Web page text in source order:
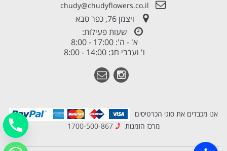
chudy@chudyflowers.co.il
ויצמן 76, כפר סבא
שעות פעילות:
א' - ה': 17:00 - 8:00
ו' וערבי חג: 14:00 - 8:00
אנו מכבדים את סוגי הכרטיסים
מרכז הזמנות